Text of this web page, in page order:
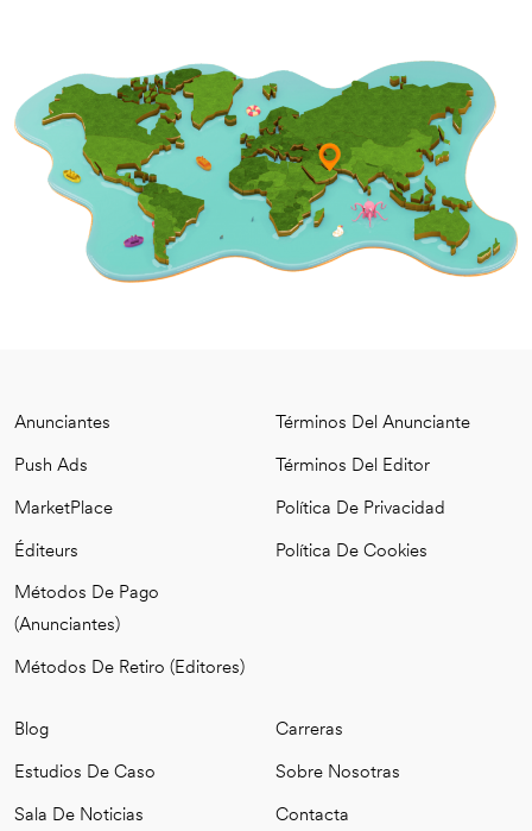
Anunciantes
Push Ads
MarketPlace
Éditeurs
Métodos De Pago
(anunciantes)
Métodos De Retiro (editores)
Términos Del Anunciante
Términos Del Editor
Política De Privacidad
Política De Cookies
Blog
Estudios De Caso
Sala De Noticias
Carreras
Sobre Nosotras
Contacta